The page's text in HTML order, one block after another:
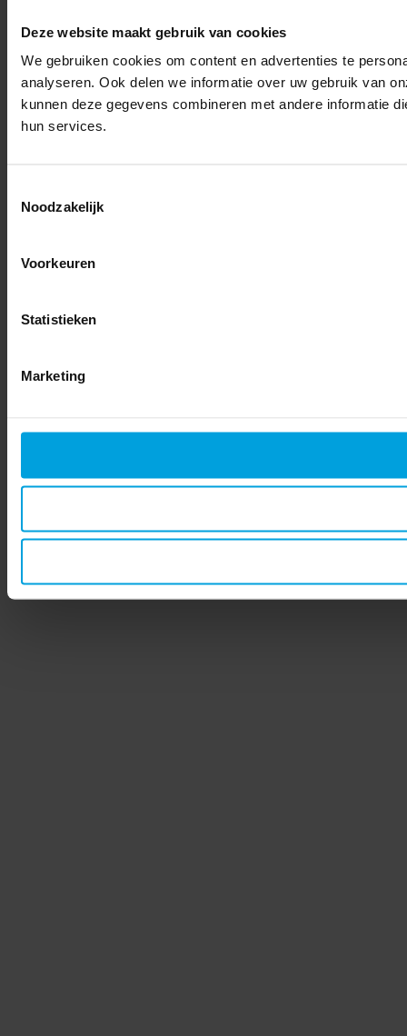
Deze website maakt gebruik van cookies
We gebruiken cookies om content en advertenties te
analyseren. Ook delen we informatie over uw gebruik van
kunnen deze gegevens combineren met andere informatie
hun services.
Noodzakelijk
Voorkeuren
Statistieken
Marketing